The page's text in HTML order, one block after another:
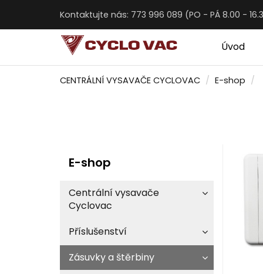
Kontaktujte nás: 773 996 089 (PO - PÁ 8.00 -
Úvod
CENTRÁLNÍ VYSAVAČE CYCLOVAC E-shop
E-shop
Centrální vysavače
Cyclovac
Příslušenství
Zásuvky a štěrbiny